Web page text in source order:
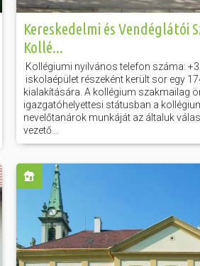
Kereskedelmi és Vendéglátói
Kollé...
Kollégiumi nyilvános telefon száma:
iskolaépület részeként került sor egy
kialakítására. A kollégium szakmailag
igazgatóhelyettesi státusban a
nevelőtanárok munkáját az általuk
vezető...